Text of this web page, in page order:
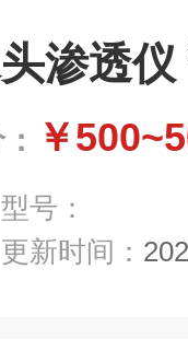
渗透仪
￥
型号：
更新时间：